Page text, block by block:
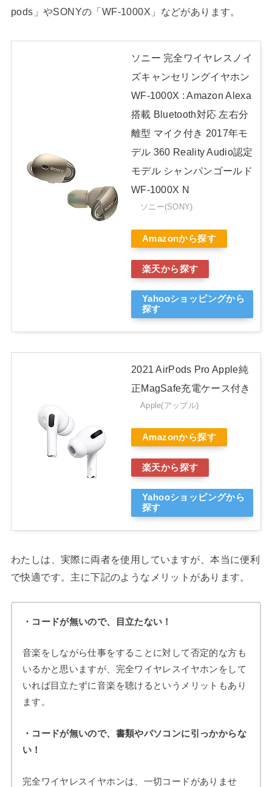
pods」やSONYの「WF-1000X」などがあります。
ソニー 完全ワイヤレスノイ
ズキャンセリングイヤホン
WF-1000X : Amazon Alexa
搭載 Bluetooth対応 左右分
離型 マイク付き 2017年モ
デル 360 Reality Audio認定
モデル シャンパンゴールド
WF-1000X N
ソニー(SONY)
Amazonから探す
楽天から探す
Yahooショッピングから
探す
2021 AirPods Pro Apple純
正MagSafe充電ケース付き
Apple(アップル)
Amazonから探す
楽天から探す
Yahooショッピングから
探す
わたしは、実際に両者を使用していますが、本当に便利
で快適です。主に下記のようなメリットがあります。
・コードが無いので、目立たない！
音楽をしながら仕事をすることに対して否定的な方も
いるかと思いますが、完全ワイヤレスイヤホンをして
いれば目立たずに音楽を聴けるというメリットもあり
ます。
・コードが無いので、書類やパソコンに引っかからな
い！
完全ワイヤレスイヤホンは、一切コードがありませ